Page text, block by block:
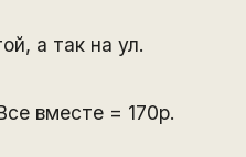
а так на ул.
вместе = 170р.